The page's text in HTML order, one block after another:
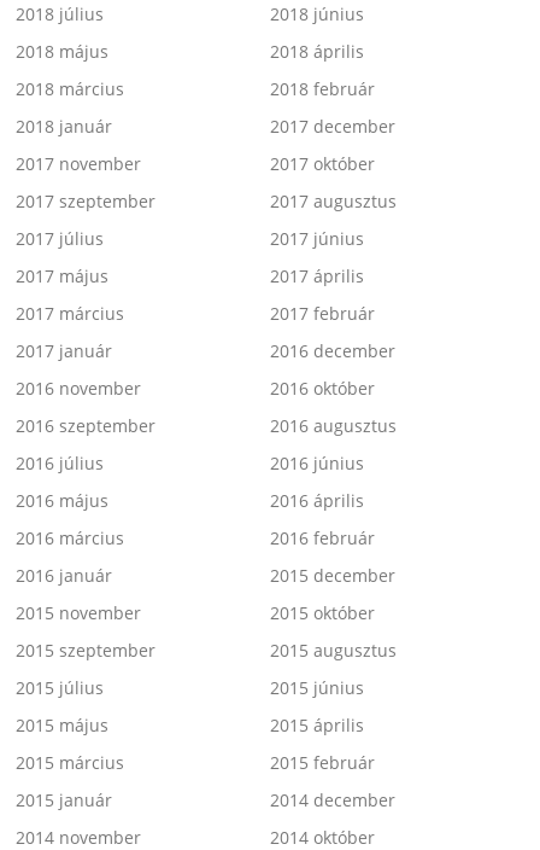
2018 július
2018 június
2018 május
2018 április
2018 március
2018 február
2018 január
2017 december
2017 november
2017 október
2017 szeptember
2017 augusztus
2017 július
2017 június
2017 május
2017 április
2017 március
2017 február
2017 január
2016 december
2016 november
2016 október
2016 szeptember
2016 augusztus
2016 július
2016 június
2016 május
2016 április
2016 március
2016 február
2016 január
2015 december
2015 november
2015 október
2015 szeptember
2015 augusztus
2015 július
2015 június
2015 május
2015 április
2015 március
2015 február
2015 január
2014 december
2014 november
2014 október